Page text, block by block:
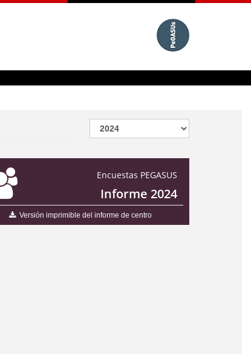
Encuestas PEGASUS
Informe 2024
Versión imprimible del informe de centro